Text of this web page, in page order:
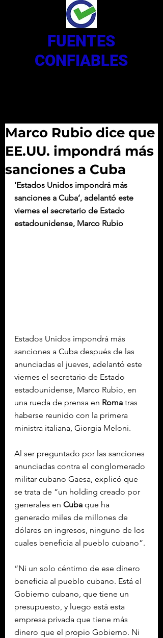
FUENTES
CONFIABLES
Marco Rubio dice que
EE.UU. impondrá más
sanciones a Cuba
‘Estados Unidos impondrá más
sanciones a Cuba’, adelantó este
viernes el secretario de Estado
estadounidense, Marco Rubio
Estados Unidos impondrá más
sanciones a Cuba después de las
anunciadas el jueves, adelantó este
viernes el secretario de Estado
estadounidense, Marco Rubio, en
una rueda de prensa en Roma tras
haberse reunido con la primera
ministra italiana, Giorgia Meloni.
Al ser preguntado por las sanciones
anunciadas contra el conglomerado
militar cubano Gaesa, explicó que
se trata de “un holding creado por
generales en Cuba que ha
generado miles de millones de
dólares en ingresos, ninguno de los
cuales beneficia al pueblo cubano”.
“Ni un solo céntimo de ese dinero
beneficia al pueblo cubano. Está el
Gobierno cubano, que tiene un
presupuesto, y luego está esta
empresa privada que tiene más
dinero que el propio Gobierno. Ni